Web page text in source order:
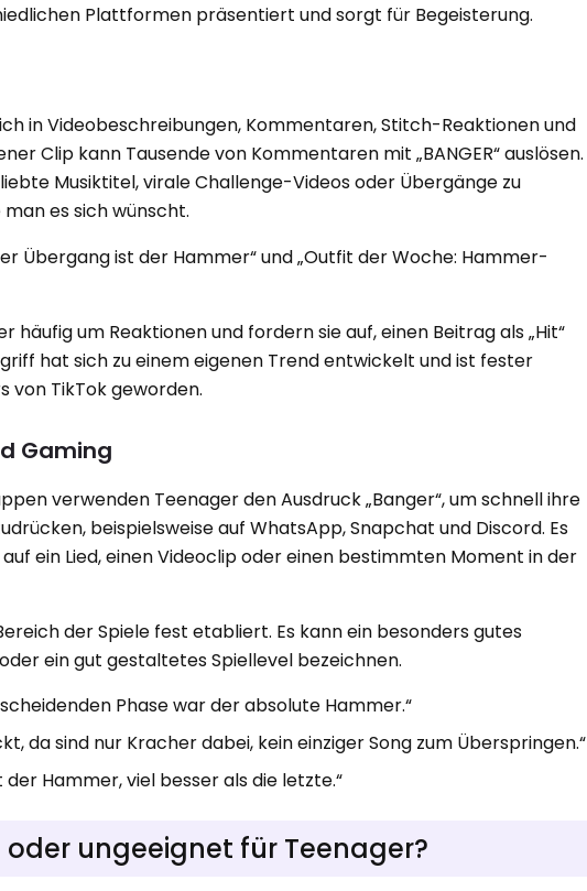
Plattformen präsentiert und sorgt für Begeisterung.
in Videobeschreibungen, Kommentaren, Stitch-Reaktionen und
Clip kann Tausende von Kommentaren mit „BANGER“ auslösen.
Musiktitel, virale Challenge-Videos oder Übergänge zu
es sich wünscht.
Übergang ist der Hammer“ und „Outfit der Woche: Hammer-
um Reaktionen und fordern sie auf, einen Beitrag als „Hit“
hat sich zu einem eigenen Trend entwickelt und ist fester
von TikTok geworden.
Gaming
verwenden Teenager den Ausdruck „Banger“, um schnell ihre
beispielsweise auf WhatsApp, Snapchat und Discord. Es
ein Lied, einen Videoclip oder einen bestimmten Moment in der
der Spiele fest etabliert. Es kann ein besonders gutes
ein gut gestaltetes Spiellevel bezeichnen.
Phase war der absolute Hammer.“
da sind nur Kracher dabei, kein einziger Song zum Überspringen.“
der Hammer, viel besser als die letzte.“
oder ungeeignet für Teenager?